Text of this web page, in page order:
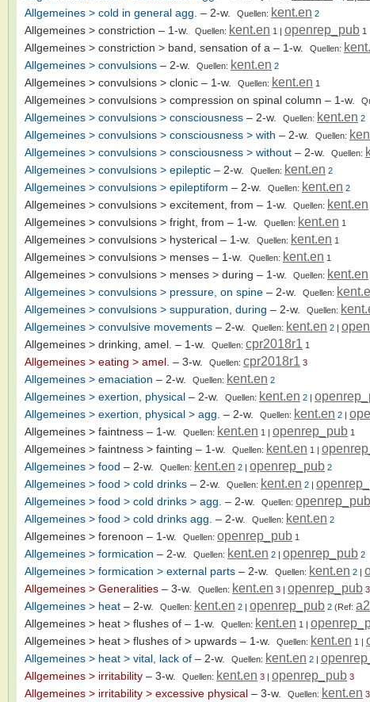
Allgemeines > cold in general agg. – 2-w. Quellen: kent.en 2
Allgemeines > constriction – 1-w. Quellen: kent.en 1 | openrep_pub 1
Allgemeines > constriction > band, sensation of a – 1-w. Quellen:
Allgemeines > convulsions – 2-w. Quellen: kent.en 2
Allgemeines > convulsions > clonic – 1-w. Quellen: kent.en 1
Allgemeines > convulsions > compression on spinal column – 1-w.
Allgemeines > convulsions > consciousness – 2-w. Quellen: kent.en 2
Allgemeines > convulsions > consciousness > with – 2-w. Quellen:
Allgemeines > convulsions > consciousness > without – 2-w. Quellen:
Allgemeines > convulsions > epileptic – 2-w. Quellen: kent.en 2
Allgemeines > convulsions > epileptiform – 2-w. Quellen: kent.en 2
Allgemeines > convulsions > excitement, from – 1-w. Quellen: kent.en
Allgemeines > convulsions > fright, from – 1-w. Quellen: kent.en 1
Allgemeines > convulsions > hysterical – 1-w. Quellen: kent.en 1
Allgemeines > convulsions > menses – 1-w. Quellen: kent.en 1
Allgemeines > convulsions > menses > during – 1-w. Quellen: kent.en
Allgemeines > convulsions > pressure, on spine – 2-w. Quellen:
Allgemeines > convulsions > suppuration, during – 2-w. Quellen:
Allgemeines > convulsive movements – 2-w. Quellen: kent.en 2 |
Allgemeines > drinking, amel. – 1-w. Quellen: cpr2018r1 1
Allgemeines > eating > amel. – 3-w. Quellen: cpr2018r1 3
Allgemeines > emaciation – 2-w. Quellen: kent.en 2
Allgemeines > exertion, physical – 2-w. Quellen: kent.en 2 |
Allgemeines > exertion, physical > agg. – 2-w. Quellen: kent.en 2 |
Allgemeines > faintness – 1-w. Quellen: kent.en 1 | openrep_pub 1
Allgemeines > faintness > fainting – 1-w. Quellen: kent.en 1 |
Allgemeines > food – 2-w. Quellen: kent.en 2 | openrep_pub 2
Allgemeines > food > cold drinks – 2-w. Quellen: kent.en 2 |
Allgemeines > food > cold drinks > agg. – 2-w. Quellen: openrep_pub
Allgemeines > food > cold drinks agg. – 2-w. Quellen: kent.en 2
Allgemeines > forenoon – 1-w. Quellen: openrep_pub 1
Allgemeines > formication – 2-w. Quellen: kent.en 2 | openrep_pub 2
Allgemeines > formication > external parts – 2-w. Quellen: kent.en 2 |
Allgemeines > Generalities – 3-w. Quellen: kent.en 3 | openrep_pub 3
Allgemeines > heat – 2-w. Quellen: kent.en 2 | openrep_pub 2 (Ref: a2
Allgemeines > heat > flushes of – 1-w. Quellen: kent.en 1 |
Allgemeines > heat > flushes of > upwards – 1-w. Quellen: kent.en 1 |
Allgemeines > heat > vital, lack of – 2-w. Quellen: kent.en 2 |
Allgemeines > irritability – 3-w. Quellen: kent.en 3 | openrep_pub 3
Allgemeines > irritability > excessive physical – 3-w. Quellen: kent.en 3